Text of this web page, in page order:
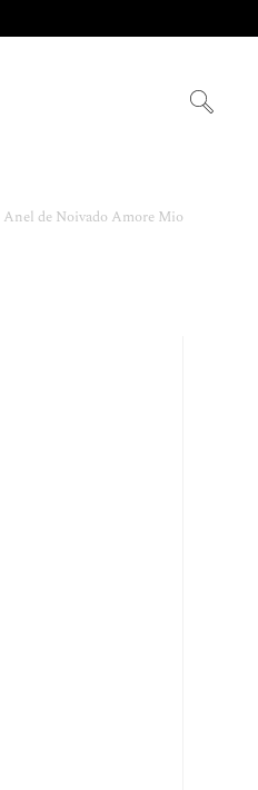
Anel de Noivado Amore Mio